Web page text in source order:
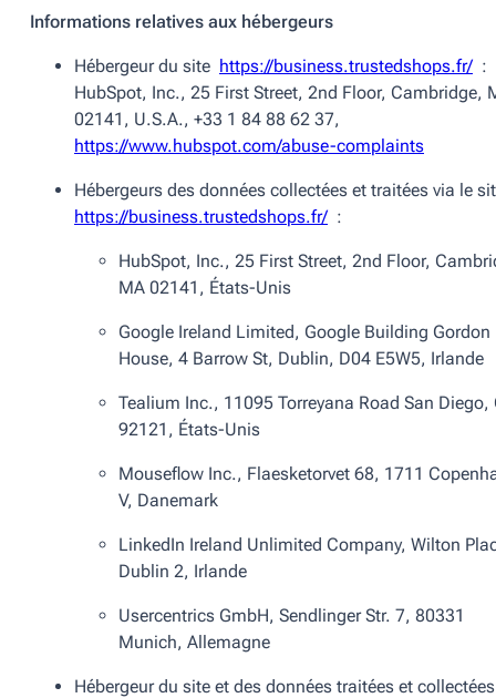
Informations relatives aux hébergeurs
Hébergeur du site https://business.trustedshops.fr/ :
HubSpot, Inc., 25 First Street, 2nd Floor, Cambridge,
02141, U.S.A., +33 1 84 88 62 37,
https://www.hubspot.com/abuse-complaints
Hébergeurs des données collectées et traitées via le
https://business.trustedshops.fr/ :
HubSpot, Inc., 25 First Street, 2nd Floor,
MA 02141, États-Unis
Google Ireland Limited, Google Building Gordon
House, 4 Barrow St, Dublin, D04 E5W5, Irlande
Tealium Inc., 11095 Torreyana Road San Diego,
92121, États-Unis
Mouseflow Inc., Flaesketorvet 68, 1711
V, Danemark
LinkedIn Ireland Unlimited Company, Wilton
Dublin 2, Irlande
Usercentrics GmbH, Sendlinger Str. 7, 80331
Munich, Allemagne
Hébergeur du site et des données traitées et